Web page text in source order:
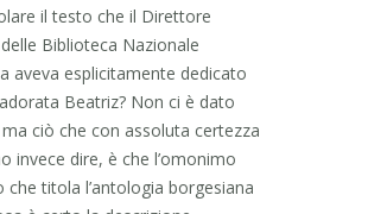
il testo che il Direttore
Biblioteca Nazionale
aveva esplicitamente dedicato
Beatriz? Non ci è dato
ciò che con assoluta certezza
invece dire, è che l’omonimo
che titola l’antologia borgesiana